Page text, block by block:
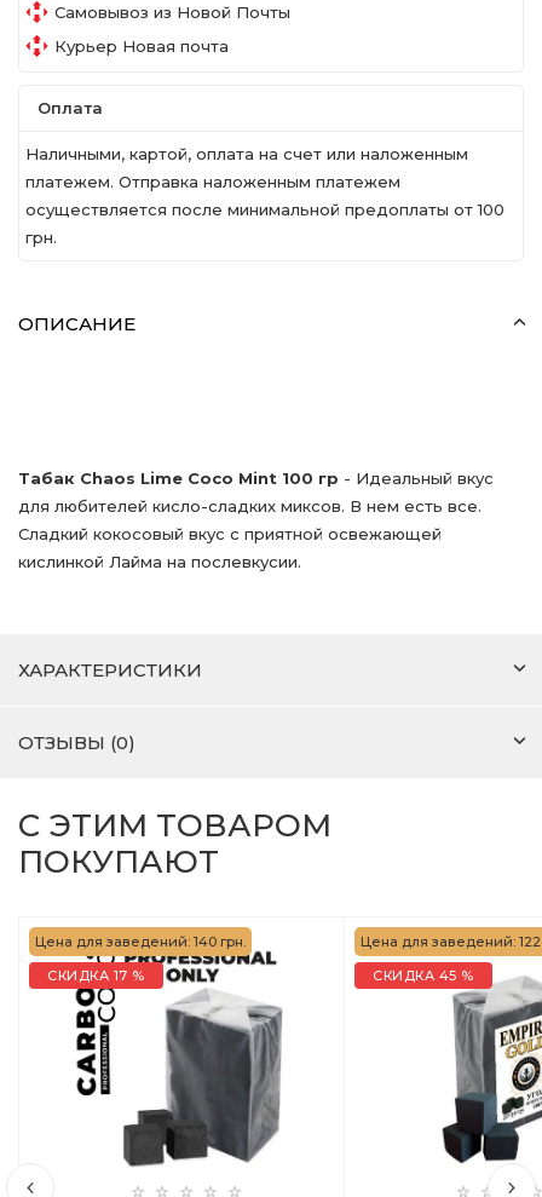
Самовывоз из Новой Почты
Курьер Новая почта
Оплата
Наличными, картой, оплата на счет или наложенным
платежем. Отправка наложенным платежем
осуществляется после минимальной предоплаты от 100
грн.
ОПИСАНИЕ
Табак Chaos Lime Coco Mint 100 гр - Идеальный вкус
для любителей кисло-сладких миксов. В нем есть все.
Сладкий кокосовый вкус с приятной освежающей
кислинкой Лайма на послевкусии.
ХАРАКТЕРИСТИКИ
ОТЗЫВЫ (0)
С ЭТИМ ТОВАРОМ
ПОКУПАЮТ
Цена для заведений: 140 грн.
СКИДКА 17 %
Цена для заведений: 122
СКИДКА 45 %